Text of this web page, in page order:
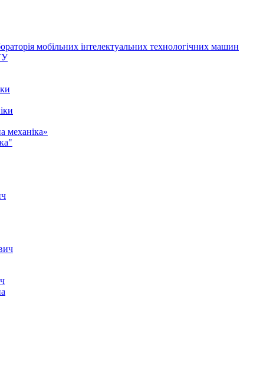
мобільних інтелектуальних технологічних машин
механіка»